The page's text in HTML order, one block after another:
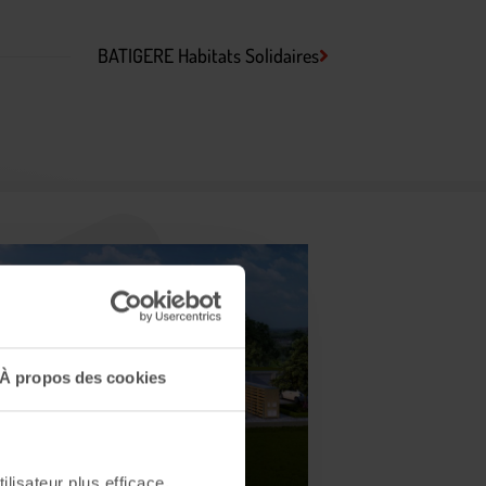
À propos des cookies
BATIGERE Habitats Solidaires